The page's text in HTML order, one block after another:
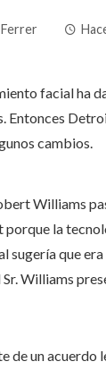
Williams
porque la
sugería que era
Williams
de un acuerdo